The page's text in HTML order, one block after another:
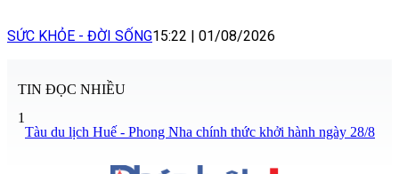
SỨC KHỎE - ĐỜI SỐNG15:22 | 01/08/2026
TIN ĐỌC NHIỀU
1
Tàu du lịch Huế - Phong Nha chính thức khởi hành ngày 28/8